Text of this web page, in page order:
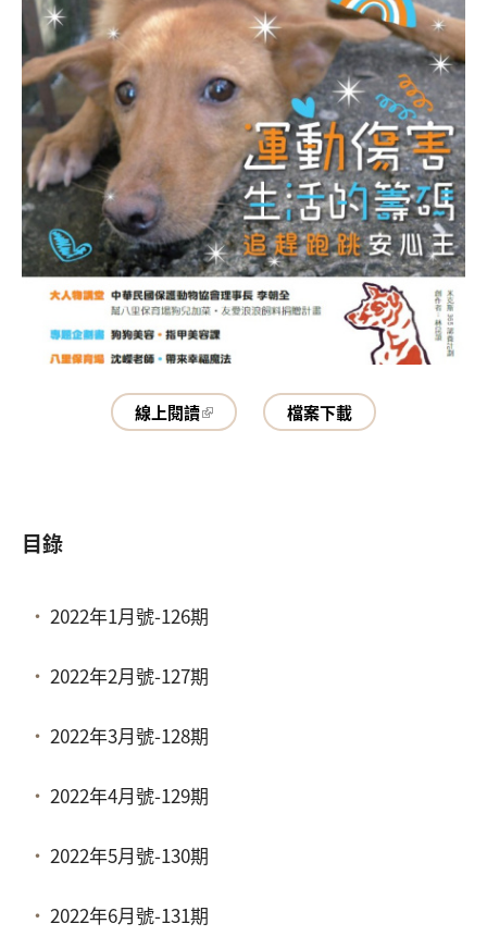
線上閱讀 檔案下載
目錄
2022年1月號-126期
2022年2月號-127期
2022年3月號-128期
2022年4月號-129期
2022年5月號-130期
2022年6月號-131期